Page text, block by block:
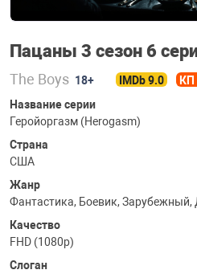
Пацаны 3 сезон 6
The Boys 18+ IMDb 9.0
КП
Название серии
Геройоргазм (Herogasm)
Страна
США
Жанр
Фантастика, Боевик, Зарубежный,
Качество
FHD (1080p)
Слоган